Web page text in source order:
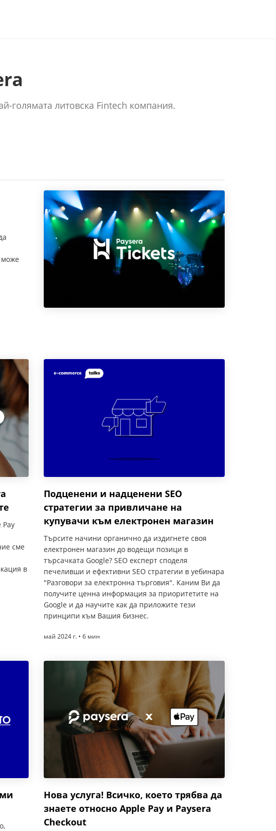
голямата литовска Fintech компания.
може
Pay
сме
в
Подценени и надценени SEO
стратегии за привличане на
купувачи към електронен магазин
Търсите начини органично да издигнете своя
електронен магазин до водещи позици в
търсачката Google? SEO експерт споделя
печеливши и ефективни SEO стратегии в уебинара
"Разговори за електронна търговия". Каним Ви да
получите ценна информация за приоритетите на
Google и да научите как да приложите тези
принципи към Вашия бизнес.
май 2024 г. • 6 мин
Нова услуга! Всичко, което трябва да
знаете относно Apple Pay и Paysera
Checkout